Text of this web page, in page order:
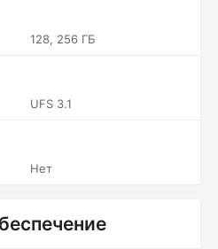
128, 256 ГБ
UFS 3.1
Нет